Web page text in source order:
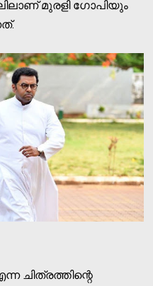
മുരളി ഗോപിയും
ചിത്രത്തിന്റെ